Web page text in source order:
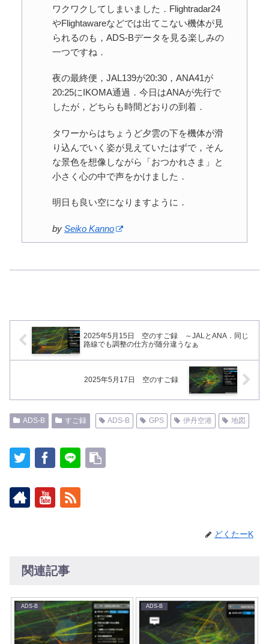
ワクワクしてしまいました．Flightradar24
やFlightawareなどでは出てこない機体が見
られるのも，ADS-Bデータを見る楽しみの
一つですね．
夜の最終便，JAL139が20:30，ANA41が
20:25にIKOMA通過．今日はANAが先行で
したが，どちらも時間どおりの到着．
タワーからはちょうど夕雲の下を機体が滑
り込んでいく姿が見えていたはずで，そん
な景色を想像しながら「おつかれさま」と
小さく心の中で声をかけました．
明日も良い空になりますように．
by Seiko Kanno
2025年5月15日 空のすご録 ～JALとANA．同じ
路線でも調整の仕方が随分違うなぁ
2025年5月17日 空のすご録
ADS-B すご録 ADS-B GPS 伊丹空港 地図
どくたーK
関連記事
ADS-B ADS-B